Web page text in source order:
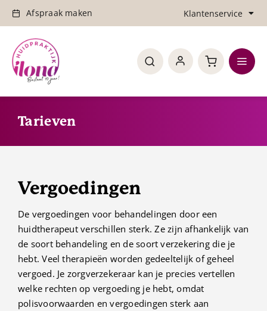
inhoud
Afspraak maken Klantenservice
Retourneren
Verzenden & bezorging
Updates
Shop
Tarieven
Contact
Tarieven
Vergoedingen
De vergoedingen voor behandelingen door een
huidtherapeut verschillen sterk. Ze zijn afhankelijk van
de soort behandeling en de soort verzekering die je
hebt. Veel therapieën worden gedeeltelijk of geheel
vergoed. Je zorgverzekeraar kan je precies vertellen
welke rechten op vergoeding je hebt, omdat
polisvoorwaarden en vergoedingen sterk aan